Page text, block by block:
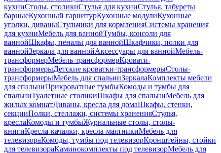
кухниСтолы, столикиСтулья для кухниСтулья, табуреты
барныеКухонный гарнитурКухонные модулиКухонные
уголки, диваныСтульчики для кормленияСистемы хранения
для кухниМебель для ваннойТумбы, консоли для
ваннойШкафы, пеналы для ваннойШкафчики, полки для
ваннойЗеркала для ваннойАксессуары для ваннойМебель-
трансформерМебель-трансформерКровати-
трансформерыДетские кроватки-трансформерыСтолы-
трансформерыМебель для спальниЗеркалаКомплекты мебели
для спальниПрикроватные тумбыКомоды и тумбы для
спальниТуалетные столикиШкафы для спальниМебель для
жилых комнатДиваны, кресла для домаШкафы, стенки,
секцииПолки, стеллажи, системы храненияСтулья,
креслаКомоды и тумбыЖурнальные столы, столы-
книгиКресла-качалки, кресла-маятникиМебель для
телевизораКомоды, тумбы под телевизорКронштейны, стойки
для телевизораКаминокомплекты под телевизорМебель для